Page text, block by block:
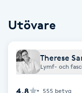
Fotvård
Utövare
Lymf- och
4.8 555 betyg